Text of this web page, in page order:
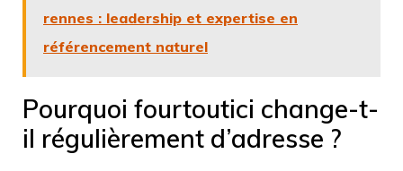
rennes : leadership et expertise en
référencement naturel
Pourquoi fourtoutici change-t-
il régulièrement d’adresse ?